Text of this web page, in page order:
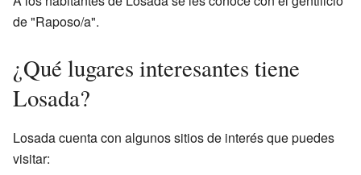
de "Raposo/a".
¿Qué lugares interesantes tiene
Losada?
Losada cuenta con algunos sitios de interés que puedes
visitar: